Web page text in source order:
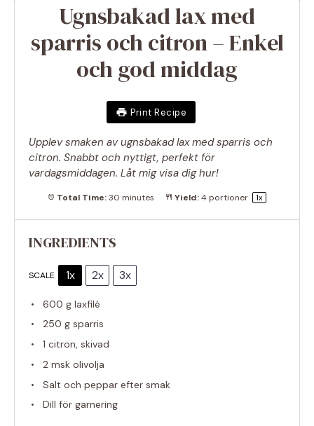
Ugnsbakad lax med
sparris och citron – Enkel
och god middag
Print Recipe
Upplev smaken av ugnsbakad lax med sparris och
citron. Snabbt och nyttigt, perfekt för
vardagsmiddagen. Låt mig visa dig hur!
Total Time:30 minutes Yield:4portioner 1x
INGREDIENTS
SCALE 1x 2x 3x
600 g laxfilé
250 g sparris
1 citron, skivad
2 msk olivolja
Salt och peppar efter smak
Dill för garnering